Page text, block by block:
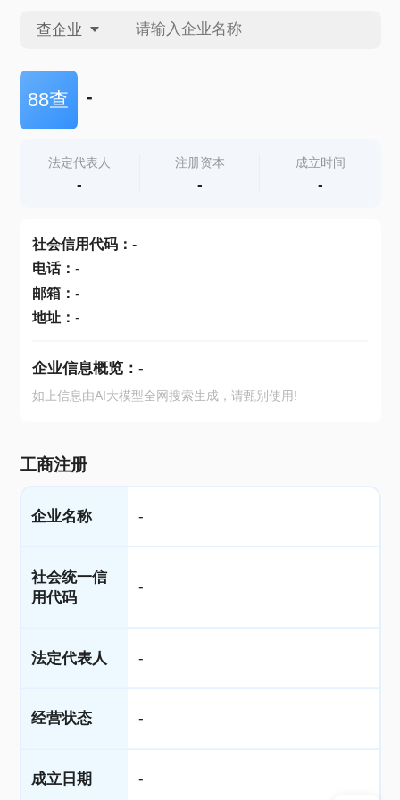
查企业
查企业
查产地
88查 -
法定代表人
-
注册资本
-
成立时间
-
社会信用代码： -
电话： -
邮箱： -
地址： -
企业信息概览： -
如上信息由AI大模型全网搜索生成，请甄别使用!
工商注册
企业名称 -
社会统一信
用代码
-
法定代表人 -
经营状态 -
成立日期 -